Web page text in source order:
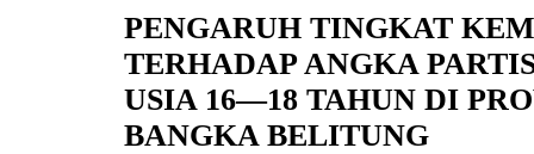
PENGARUH TINGKAT
TERHADAP ANGKA
USIA 16—18 TAHUN DI
BANGKA BELITUNG